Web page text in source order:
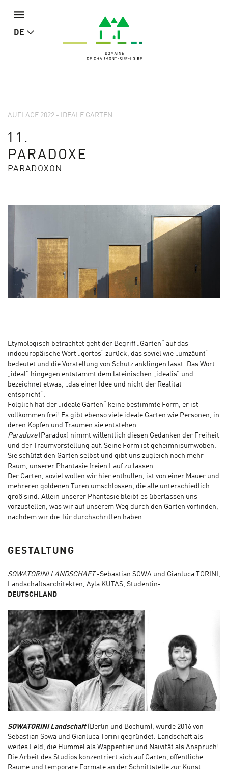
DE
AUFLAGE 2022 - IDEALE GARTEN
11.
PARADOXE
PARADOXON
Etymologisch betrachtet geht der Begriff „Garten“ auf das
indoeuropäische Wort „gortos“ zurück, das soviel wie „umzäunt“
bedeutet und die Vorstellung von Schutz anklingen lässt. Das Wort
„ideal“ hingegen entstammt dem lateinischen „idealis“ und
bezeichnet etwas, „das einer Idee und nicht der Realität
entspricht“.
Folglich hat der „ideale Garten“ keine bestimmte Form, er ist
vollkommen frei! Es gibt ebenso viele ideale Gärten wie Personen, in
deren Köpfen und Träumen sie entstehen.
Paradoxe(Paradox) nimmt willentlich diesen Gedanken der Freiheit
und der Traumvorstellung auf. Seine Form ist geheimnisumwoben.
Sie schützt den Garten selbst und gibt uns zugleich noch mehr
Raum, unserer Phantasie freien Lauf zu lassen...
Der Garten, soviel wollen wir hier enthüllen, ist von einer Mauer und
mehreren goldenen Türen umschlossen, die alle unterschiedlich
groß sind. Allein unserer Phantasie bleibt es überlassen uns
vorzustellen, was wir auf unserem Weg durch den Garten vorfinden,
nachdem wir die Tür durchschritten haben.
GESTALTUNG
SOWATORINI LANDSCHAFT -Sebastian SOWA und Gianluca TORINI,
Landschaftsarchitekten, Ayla KUTAS, Studentin-
DEUTSCHLAND
SOWATORINI Landschaft(Berlin und Bochum), wurde 2016 von
Sebastian Sowa und Gianluca Torini gegründet. Landschaft als
weites Feld, die Hummel als Wappentier und Naivität als Anspruch!
Die Arbeit des Studios konzentriert sich auf Gärten, öffentliche
Räume und temporäre Formate an der Schnittstelle zur Kunst.